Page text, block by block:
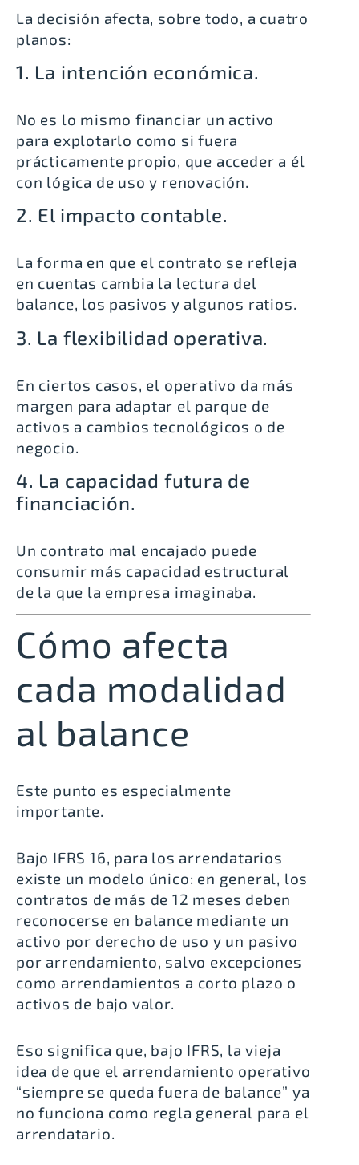
La decisión afecta, sobre todo, a cuatro
planos:
1. La intención económica.
No es lo mismo financiar un activo
para explotarlo como si fuera
prácticamente propio, que acceder a él
con lógica de uso y renovación.
2. El impacto contable.
La forma en que el contrato se refleja
en cuentas cambia la lectura del
balance, los pasivos y algunos ratios.
3. La flexibilidad operativa.
En ciertos casos, el operativo da más
margen para adaptar el parque de
activos a cambios tecnológicos o de
negocio.
4. La capacidad futura de
financiación.
Un contrato mal encajado puede
consumir más capacidad estructural
de la que la empresa imaginaba.
Cómo afecta
cada modalidad
al balance
Este punto es especialmente
importante.
Bajo IFRS 16, para los arrendatarios
existe un modelo único: en general, los
contratos de más de 12 meses deben
reconocerse en balance mediante un
activo por derecho de uso y un pasivo
por arrendamiento, salvo excepciones
como arrendamientos a corto plazo o
activos de bajo valor.
Eso significa que, bajo IFRS, la vieja
idea de que el arrendamiento operativo
“siempre se queda fuera de balance” ya
no funciona como regla general para el
arrendatario.